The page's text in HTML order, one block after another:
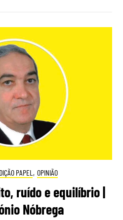
PAPEL , OPINIÃO
ruído e equilíbrio |
Nóbrega